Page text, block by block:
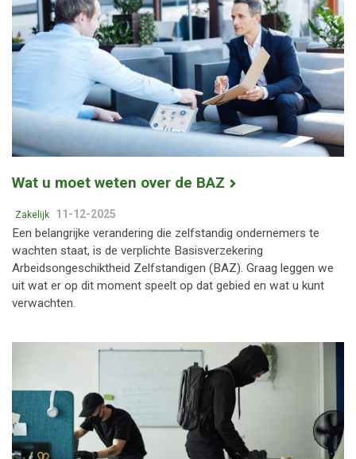
Wat u moet weten over de BAZ
Zakelijk 11-12-2025
Een belangrijke verandering die zelfstandig ondernemers te
wachten staat, is de verplichte Basisverzekering
Arbeidsongeschiktheid Zelfstandigen (BAZ). Graag leggen we
uit wat er op dit moment speelt op dat gebied en wat u kunt
verwachten.